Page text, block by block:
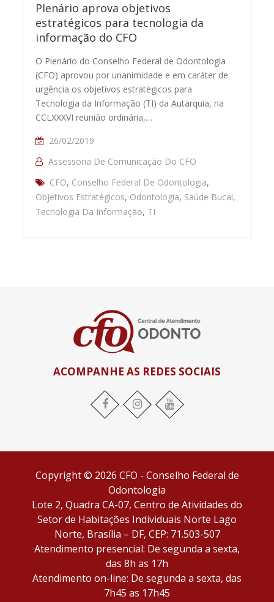
Plenário aprova objetivos
estratégicos para tecnologia da
informação do CFO
O Plenário do Conselho Federal de Odontologia
(CFO) aprovou por unanimidade e em caráter de
urgência os objetivos estratégicos para
Tecnologia da Informação (TI) da Autarquia, na
CCLXXXVI reunião ordinária,…
26/02/2019
Assessoria De Comunicação Do CFO
CFO, Conselho Federal De Odontologia,
Objetivos Estratégicos, Odontologia, Saúde Bucal,
Tecnologia Da Informação, TI
ACOMPANHE AS REDES SOCIAIS
Facebook Instagram YouTube
Copyright © 2026 CFO - Conselho Federal de
Odontologia
Lote 2, Quadra CA-07, Centro de Atividades do
Setor de Habitações Individuais Norte Lago
Norte, Brasília – DF, CEP: 71.503-507
Atendimento presencial: De segunda a sexta,
das 8h as 17h
Atendimento on-line: De segunda a sexta, das
7h45 as 17h45